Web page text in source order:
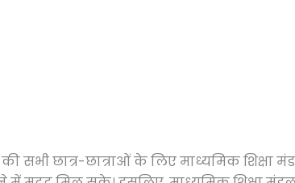
की सभी छात्र-छात्राओं के लिए माध्यमिक शिक्षा